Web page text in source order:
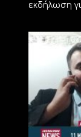
εκδήλωση